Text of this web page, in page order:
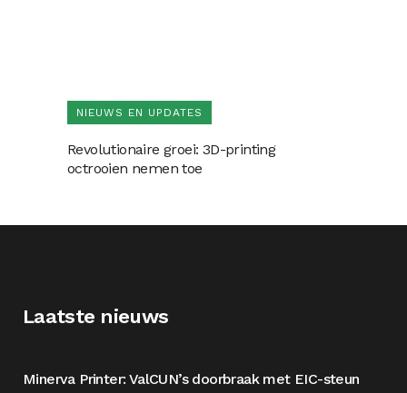
NIEUWS EN UPDATES
Revolutionaire groei: 3D-printing
octrooien nemen toe
Laatste nieuws
Minerva Printer: ValCUN’s doorbraak met EIC-steun